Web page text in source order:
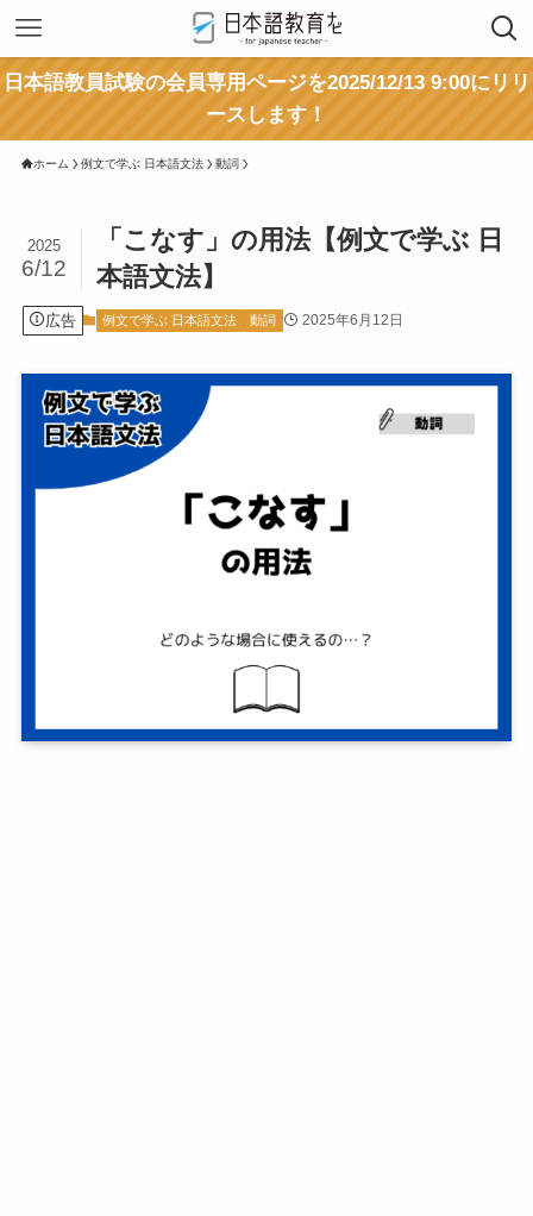
日本語教員試験の会員専用ページを2025/12/13 9:00にリリ
ースします！
ホーム 例文で学ぶ 日本語文法 動詞
「こなす」の用法【例文で学ぶ 日
本語文法】
2025
6/12
広告 例文で学ぶ 日本語文法 動詞 2025年6月12日